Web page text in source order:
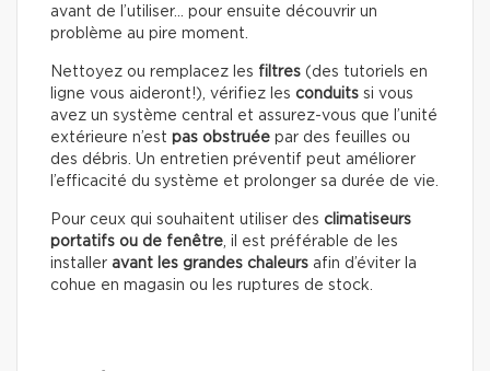
avant de l’utiliser… pour ensuite découvrir un
problème au pire moment.
Nettoyez ou remplacez les filtres (des tutoriels en
ligne vous aideront!), vérifiez les conduits si vous
avez un système central et assurez-vous que l’unité
extérieure n’est pas obstruée par des feuilles ou
des débris. Un entretien préventif peut améliorer
l’efficacité du système et prolonger sa durée de vie.
Pour ceux qui souhaitent utiliser des climatiseurs
portatifs ou de fenêtre, il est préférable de les
installer avant les grandes chaleurs afin d’éviter la
cohue en magasin ou les ruptures de stock.